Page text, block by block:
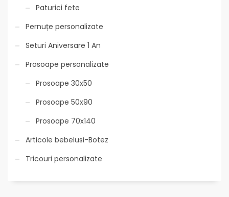
Paturici fete
Pernuțe personalizate
Seturi Aniversare 1 An
Prosoape personalizate
Prosoape 30x50
Prosoape 50x90
Prosoape 70x140
Articole bebelusi-Botez
Tricouri personalizate